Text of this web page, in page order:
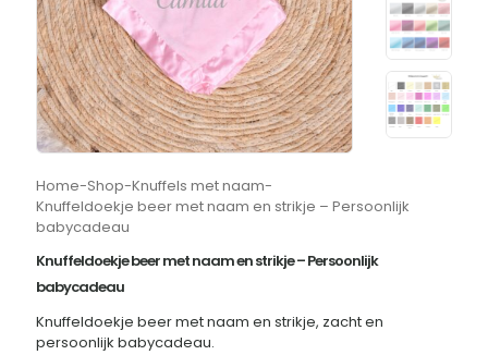
Home-Shop-Knuffels met naam-
Knuffeldoekje beer met naam en strikje – Persoonlijk
babycadeau
Knuffeldoekje beer met naam en strikje – Persoonlijk
babycadeau
Knuffeldoekje beer met naam en strikje, zacht en
persoonlijk babycadeau.